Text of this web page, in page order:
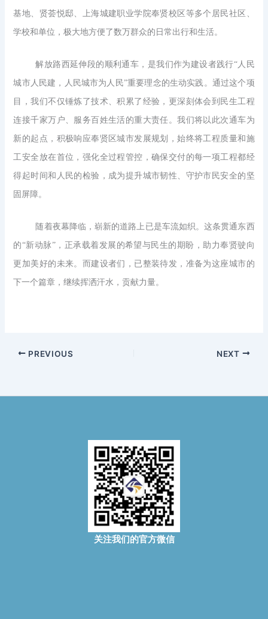
基地、贤荟悦邸、上海城建职业学院奉贤校区等多个居民社区、
学校和单位，极大地方便了数万群众的日常出行和生活。
解放路西延伸段的顺利通车，是我们作为建设者践行“人民
城市人民建，人民城市为人民”重要理念的生动实践。通过这个项
目，我们不仅锤炼了技术、积累了经验，更深刻体会到民生工程
连接千家万户、服务百姓生活的重大责任。我们将以此次通车为
新的起点，积极响应奉贤区城市发展规划，始终将工程质量和施
工安全放在首位，强化全过程管控，确保交付的每一项工程都经
得起时间和人民的检验，成为提升城市韧性、守护市民安全的坚
固屏障。
随着夜幕降临，崭新的道路上已是车流如织。这条贯通东西
的“新动脉”，正承载着发展的希望与民生的期盼，助力奉贤驶向
更加美好的未来。而建设者们，已整装待发，准备为这座城市的
下一个篇章，继续挥洒汗水，贡献力量。
PREVIOUS NEXT
关注我们的官方微信